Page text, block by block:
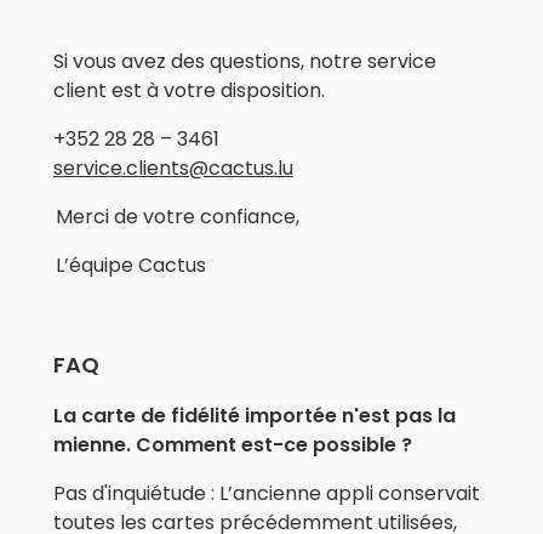
Si vous avez des questions, notre service
client est à votre disposition.
+352 28 28 – 3461
service.clients@cactus.lu
Merci de votre confiance,
L’équipe Cactus
FAQ
La carte de fidélité importée n'est pas la
mienne. Comment est-ce possible ?
Pas d'inquiétude : L’ancienne appli conservait
toutes les cartes précédemment utilisées,